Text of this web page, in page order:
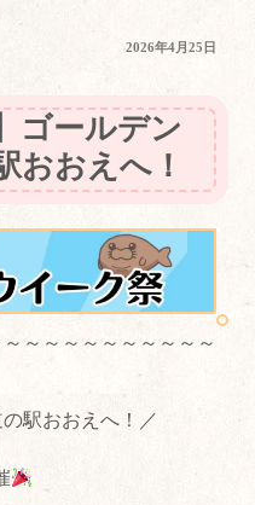
投
2026年4月25日
ゴールデン
おおえへ！
～～～～～～～～～～
駅おおえへ！／